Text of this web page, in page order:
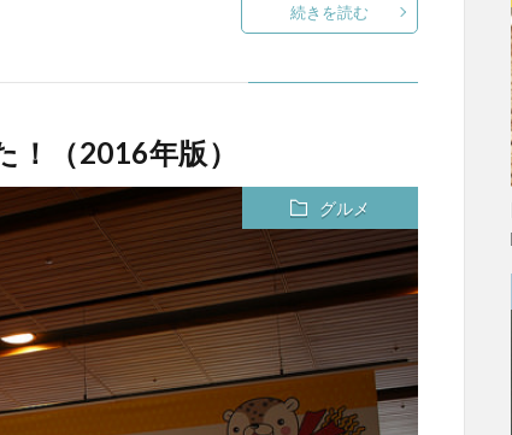
続きを読む
（2016年版）
グルメ